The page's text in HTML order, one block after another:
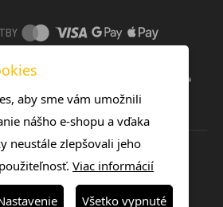
aby sme vám umožnili
nášho e-shopu a vďaka
neustále zlepšovali jeho
Viac informácií
Všetko vypnuté